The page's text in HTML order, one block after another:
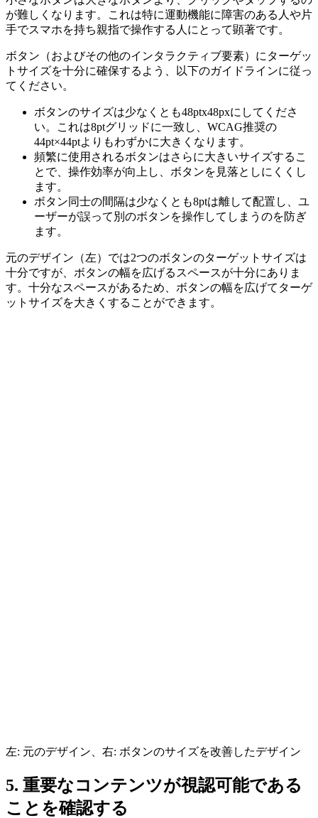
が難しくなります。これは特に運動機能に障害のある人や片
手でスマホを持ち親指で操作する人にとって顕著です。
ボタン（およびその他のインタラクティブ要素）にターゲッ
トサイズを十分に確保する よう、以下のガイドラインに従っ
てください。
ボタンのサイズは少なくとも48ptx48pxにしてくださ
い。これは8ptグリッドに一致し、WCAG推奨の
44pt×44ptよりもわずかに大きくなります。
頻繁に使用されるボタンはさらに大きいサイズするこ
とで、操作効率が向上し、ボタンを見落としにくくし
ます。
ボタン同士の間隔は少なくとも8ptは離して配置し、ユ
ーザーが誤って別のボタンを操作してしまうのを防ぎ
ます。
元のデザイン（左）では2つのボタンのターゲットサイズは
十分ですが、ボタンの幅を広げるスペースが十分にありま
す。十分なスペースがあるため、ボタンの幅を広げてターゲ
ットサイズを大きくすることができます。
左: 元のデザイン、右: ボタンのサイズを改善したデザイン
5. 重要なコンテンツが視認可能である
ことを確認する